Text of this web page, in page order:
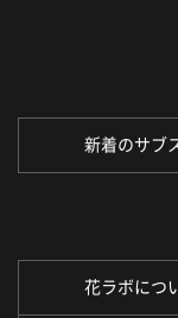
新着のサブ
花ラボにつ